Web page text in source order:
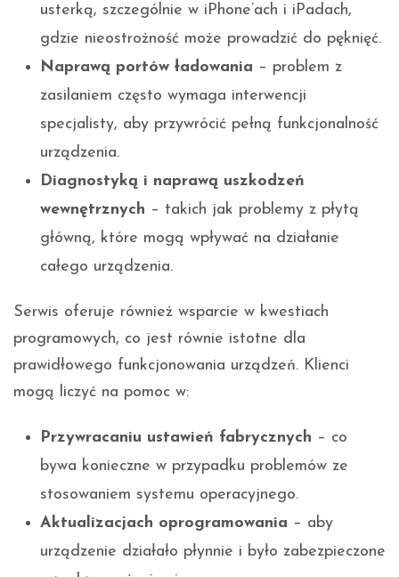
usterką, szczególnie w iPhone’ach i iPadach,
gdzie nieostrożność może prowadzić do pęknięć.
Naprawą portów ładowania – problem z
zasilaniem często wymaga interwencji
specjalisty, aby przywrócić pełną funkcjonalność
urządzenia.
Diagnostyką i naprawą uszkodzeń
wewnętrznych – takich jak problemy z płytą
główną, które mogą wpływać na działanie
całego urządzenia.
Serwis oferuje również wsparcie w kwestiach
programowych, co jest równie istotne dla
prawidłowego funkcjonowania urządzeń. Klienci
mogą liczyć na pomoc w:
Przywracaniu ustawień fabrycznych – co
bywa konieczne w przypadku problemów ze
stosowaniem systemu operacyjnego.
Aktualizacjach oprogramowania – aby
urządzenie działało płynnie i było zabezpieczone